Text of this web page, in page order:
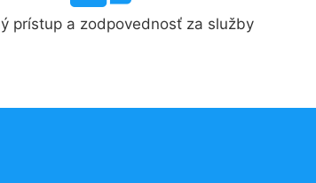
prístup a zodpovednosť za služby